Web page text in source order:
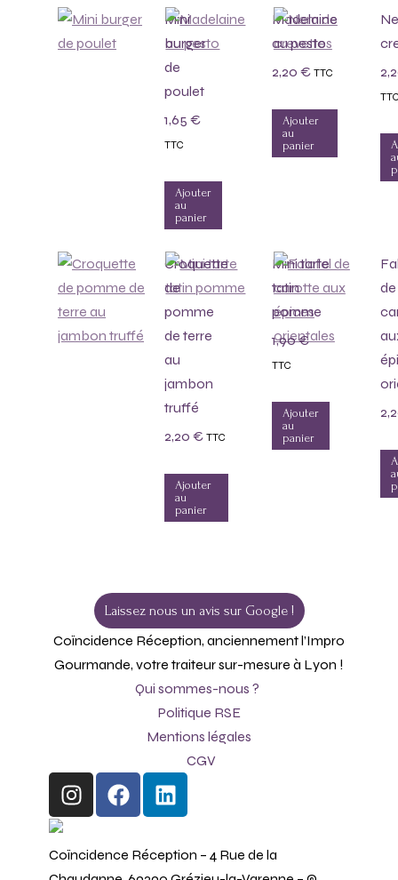
Mini
burger
de
poulet
1,65 €
TTC
Ajouter
au
panier
Madelaine
au pesto
2,20€ TTC
Ajouter
au
panier
Croquette
de
pomme
de terre
au
jambon
truffé
2,20 € TTC
Ajouter
au
panier
Mini tarte
tatin
pomme
1,90€
TTC
Ajouter
au
panier
de
Laissez nous un avis sur Google !
Coïncidence Réception, anciennement l’Impro
Gourmande, votre traiteur sur-mesure à Lyon !
Qui sommes-nous ?
Politique RSE
Mentions légales
CGV
Coïncidence Réception – 4 Rue de la